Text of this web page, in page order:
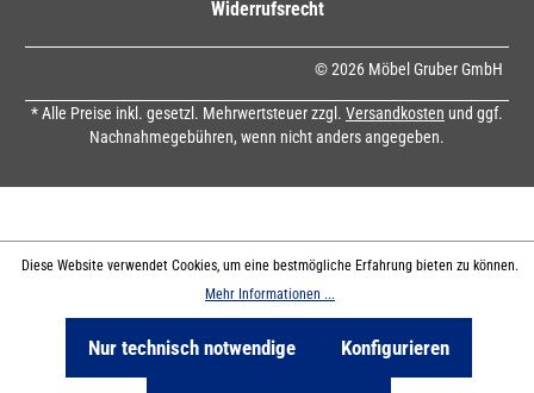
Widerrufsrecht
© 2026 Möbel Gruber GmbH
* Alle Preise inkl. gesetzl. Mehrwertsteuer zzgl. Versandkosten und ggf.
Nachnahmegebühren, wenn nicht anders angegeben.
Diese Website verwendet Cookies, um eine bestmögliche Erfahrung bieten zu können.
Mehr Informationen ...
Nur technisch notwendige Konfigurieren